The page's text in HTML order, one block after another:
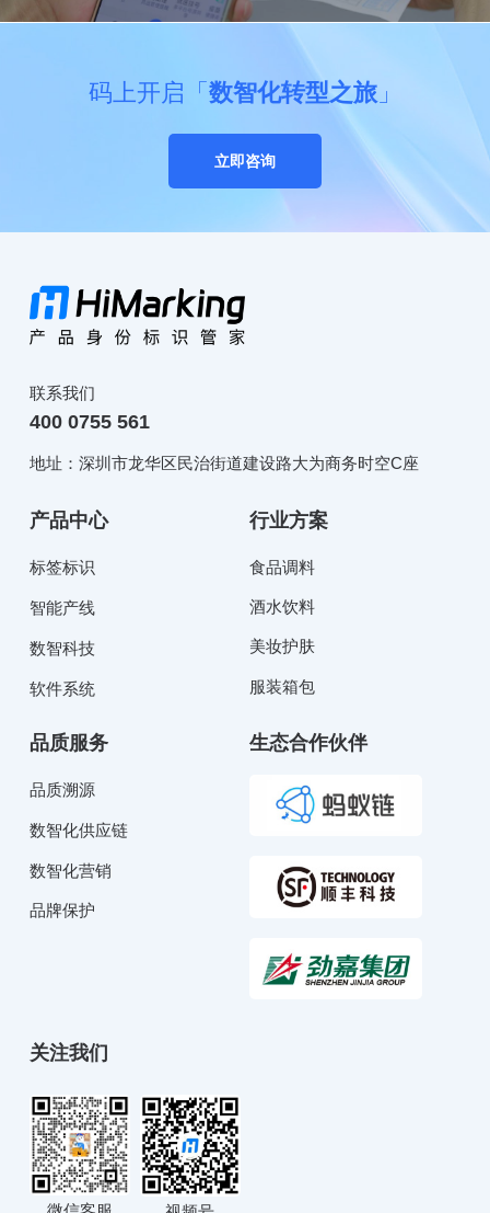
码上开启「 数智化转型之旅」
立即咨询
联系我们
400 0755 561
地址：深圳市龙华区民治街道建设路大为商务时空C座
产品中心
标签标识
智能产线
数智科技
软件系统
行业方案
食品调料
酒水饮料
美妆护肤
服装箱包
品质服务
品质溯源
数智化供应链
数智化营销
品牌保护
生态合作伙伴
关注我们